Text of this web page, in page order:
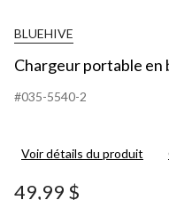
BLUEHIVE
Chargeur portable en
#035-5540-2
Voir détails du produit
49,99 $